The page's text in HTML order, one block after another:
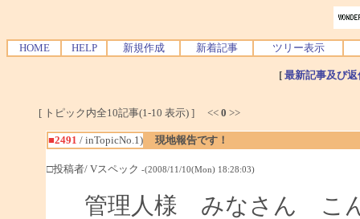
HOME HELP 新規作成 新着記事 ツリー表示
[ 最新記事及び
[ トピック内全10記事(1-10 表示) ] << 0 >>
■2491 / inTopicNo.1) 現地報告です！
□投稿者/ Vスペック -(2008/11/10(Mon) 18:28:03)
管理人様 みなさん こ